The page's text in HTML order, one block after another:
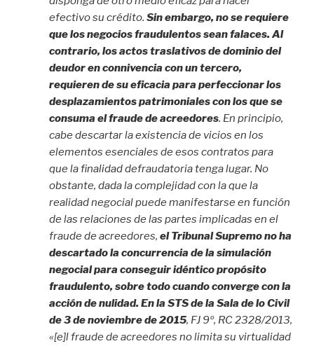
efectivo su crédito. Sin embargo, no se requiere
que los negocios fraudulentos sean falaces. Al
contrario, los actos traslativos de dominio del
deudor en connivencia con un tercero,
requieren de su eficacia para perfeccionar los
desplazamientos patrimoniales con los que se
consuma el fraude de acreedores. En principio,
cabe descartar la existencia de vicios en los
elementos esenciales de esos contratos para
que la finalidad defraudatoria tenga lugar. No
obstante, dada la complejidad con la que la
realidad negocial puede manifestarse en función
de las relaciones de las partes implicadas en el
fraude de acreedores, el Tribunal Supremo no ha
descartado la concurrencia de la simulación
negocial para conseguir idéntico propósito
fraudulento, sobre todo cuando converge con la
acción de nulidad. En la STS de la Sala de lo Civil
de 3 de noviembre de 2015, FJ 9º, RC 2328/2013,
«[e]l fraude de acreedores no limita su virtualidad